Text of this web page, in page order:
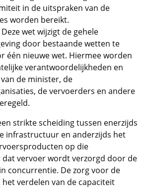
in de uitspraken van de
worden bereikt.
Deze wet wijzigt de gehele
door bestaande wetten te
één nieuwe wet. Hiermee worden
verantwoordelijkheden en
de minister, de
de vervoerders en andere
strikte scheiding tussen enerzijds
infrastructuur en anderzijds het
op die
vervoer wordt verzorgd door de
concurrentie. De zorg voor de
verdelen van de capaciteit